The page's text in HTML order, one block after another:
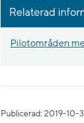
Relaterad
Pilotområden
Publicerad: 2019-10-